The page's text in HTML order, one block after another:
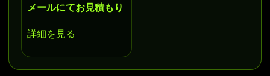
メールにてお見積もり
詳細を見る